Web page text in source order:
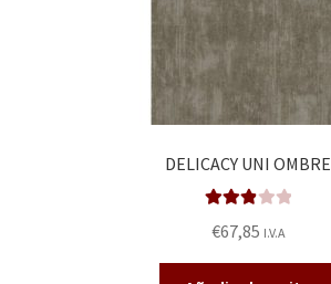
DELICACY UNI OMBRE
o en
2.92de
€67,85 I.V.A